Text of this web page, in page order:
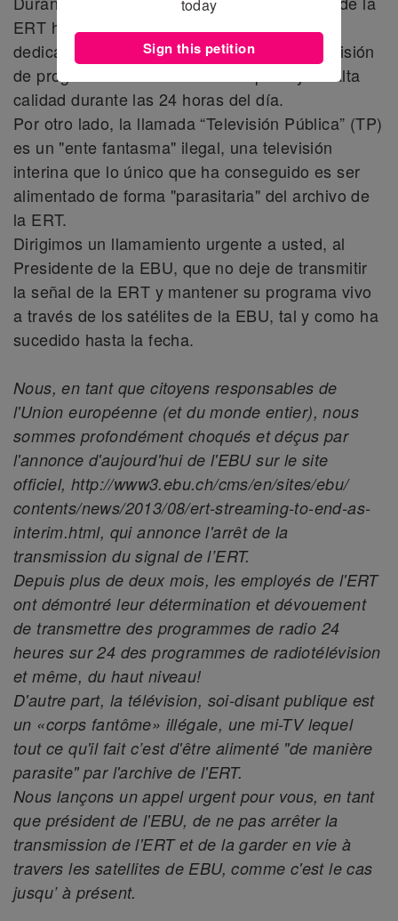
ERT han demostrado su determinación y
dedicación mediante la producción y transmisión
de programa radiotelevisivo completo y de alta
calidad durante las 24 horas del día.
Por otro lado, la llamada “Televisión Pública” (TP)
es un "ente fantasma" ilegal, una televisión
interina que lo único que ha conseguido es ser
alimentado de forma "parasitaria" del archivo de
la ERT.
Dirigimos un llamamiento urgente a usted, al
Presidente de la EBU, que no deje de transmitir
la señal de la ERT y mantener su programa vivo
a través de los satélites de la EBU, tal y como ha
sucedido hasta la fecha.
Nous, en tant que citoyens responsables de
l'Union européenne (et du monde entier), nous
sommes profondément choqués et déçus par
l'annonce d'aujourd'hui de l'EBU sur le site
officiel, http://www3.ebu.ch/cms/en/sites/ebu/
contents/news/2013/08/ert-streaming-to-end-as-
interim.html, qui annonce l'arrêt de la
transmission du signal de l’ERT.
Depuis plus de deux mois, les employés de l'ERT
ont démontré leur détermination et dévouement
de transmettre des programmes de radio 24
heures sur 24 des programmes de radiotélévision
et même, du haut niveau!
D'autre part, la télévision, soi-disant publique est
un «corps fantôme» illégale, une mi-TV lequel
tout ce qu'il fait c’est d'être alimenté "de manière
parasite" par l'archive de l'ERT.
Nous lançons un appel urgent pour vous, en tant
que président de l'EBU, de ne pas arrêter la
transmission de l'ERT et de la garder en vie à
travers les satellites de EBU, comme c'est le cas
jusqu’ à présent.
today
Sign this petition